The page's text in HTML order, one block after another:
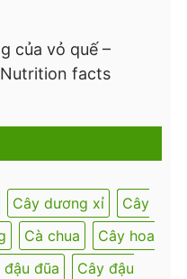
của vỏ quế –
facts
Cây dương xỉ
Cây
Cà chua
Cây hoa
đậu đũa
Cây đậu